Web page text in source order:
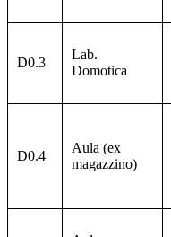
D0.3
Lab.
Domotica
D0.4
Aula (ex
magazzino)